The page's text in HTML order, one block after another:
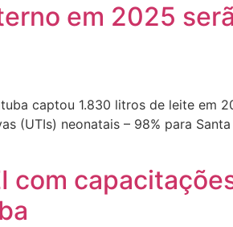
em 2025
captou 1.830 litros de leite em
(UTIs) neonatais – 98% para
com